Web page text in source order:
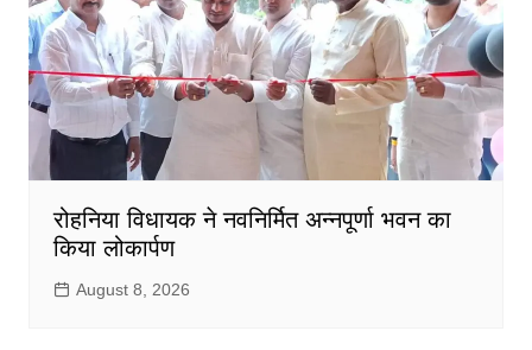
रोहनिया विधायक ने नवनिर्मित अन्नपूर्णा भवन का
किया लोकार्पण
August 8, 2026